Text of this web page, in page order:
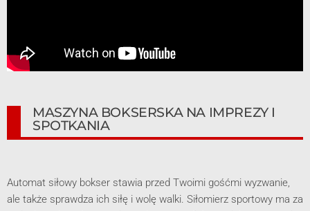
MASZYNA BOKSERSKA NA IMPREZY I
SPOTKANIA
Automat siłowy bokser stawia przed Twoimi gośćmi wyzwanie,
ale także sprawdza ich siłę i wolę walki. Siłomierz sportowy ma za